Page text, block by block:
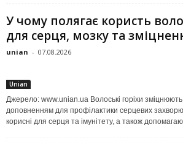
У чому полягає користь
для серця, мозку та
unian - 07.08.2026
Unian
Джерело: www.unian.ua Волоські горіхи
доповненням для профілактики серцевих
корисні для серця та імунітету, а також